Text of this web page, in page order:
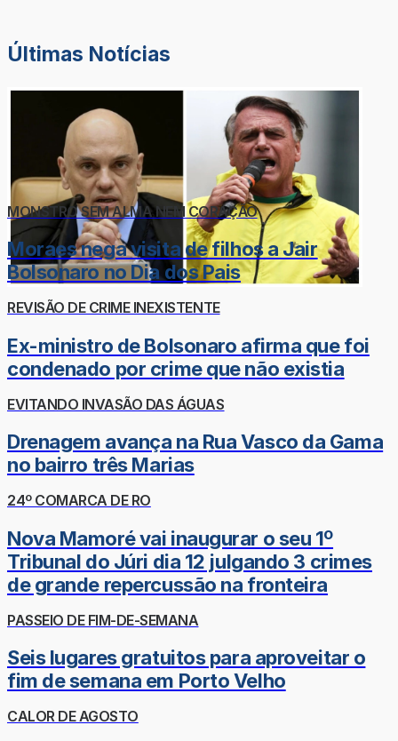
Últimas Notícias
MONSTRO SEM ALMA NEM CORAÇÃO
Moraes nega visita de filhos a Jair
Bolsonaro no Dia dos Pais
REVISÃO DE CRIME INEXISTENTE
Ex-ministro de Bolsonaro afirma que foi
condenado por crime que não existia
EVITANDO INVASÃO DAS ÁGUAS
Drenagem avança na Rua Vasco da Gama
no bairro três Marias
24º COMARCA DE RO
Nova Mamoré vai inaugurar o seu 1º
Tribunal do Júri dia 12 julgando 3 crimes
de grande repercussão na fronteira
PASSEIO DE FIM-DE-SEMANA
Seis lugares gratuitos para aproveitar o
fim de semana em Porto Velho
CALOR DE AGOSTO